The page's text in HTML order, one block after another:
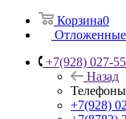
Корзина0
Отложенные
+7(928) 027-
Назад
Телефоны
+7(928)